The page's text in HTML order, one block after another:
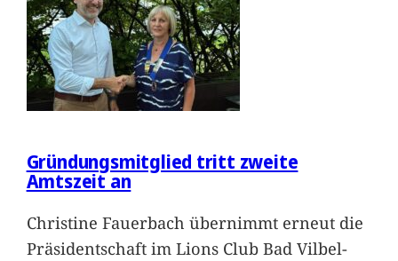
Gründungsmitglied tritt zweite
Amtszeit an
Christine Fauerbach übernimmt erneut die
Präsidentschaft im Lions Club Bad Vilbel-